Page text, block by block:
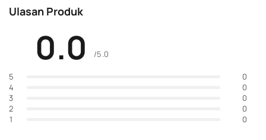
Ulasan Produk
0.0 /5.0
5
0
4
0
3
0
2
0
1
0